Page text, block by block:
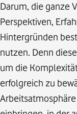
Darum, die ganze
Perspektiven,
Hintergründen
nutzen. Denn
um die
erfolgreich zu